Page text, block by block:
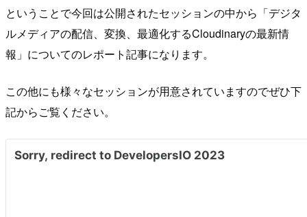
ということで今回は公開されたセッションの中から「デジタ
ルメディアの配信、変換、最適化するCloudinaryの最新情
報」についてのレポート記事になります。
この他にも様々なセッションが用意されていますのでぜひ下
記からご覧ください。